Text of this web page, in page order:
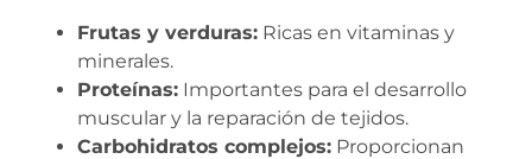
Frutas y verduras: Ricas en vitaminas y
minerales.
Proteínas: Importantes para el desarrollo
muscular y la reparación de tejidos.
Carbohidratos complejos: Proporcionan